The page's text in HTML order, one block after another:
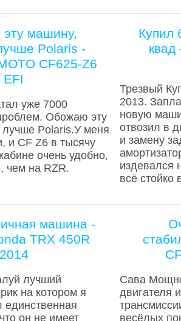
машину,
Polaris -
CF625-Z6
EFI
уже 7000
Обожаю эту
Polaris.У меня
и CF Z6 в тысячу
очень удобно,
чем на RZR.
Купил
квад
Трезвый
2013.
новую
отвозил в
и замену
издевался
всё
машина -
TRX 450R
2014
лучший
на котором я
единственная
он не имеет
Сава
двигателя
весёлых